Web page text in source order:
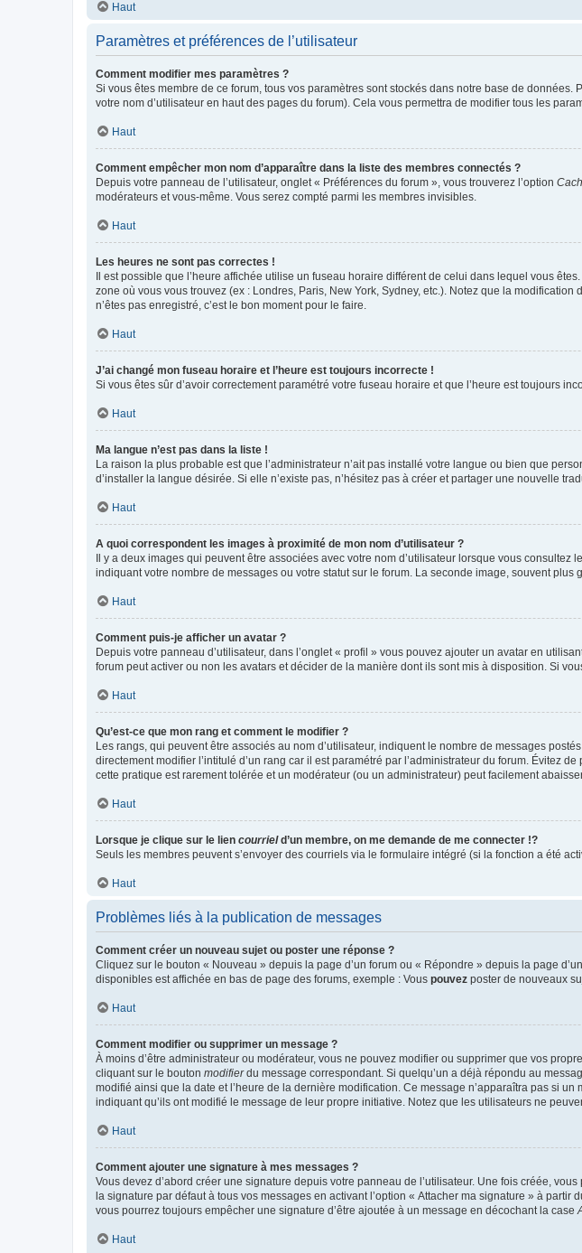
Haut
Paramètres et préférences de l’utilisateur
Comment modifier mes paramètres ?
Si vous êtes membre de ce forum, tous vos paramètres sont stockés dans notre base de données.
votre nom d’utilisateur en haut des pages du forum). Cela vous permettra de modifier tous les
Haut
Comment empêcher mon nom d’apparaître dans la liste des membres connectés ?
Depuis votre panneau de l’utilisateur, onglet « Préférences du forum », vous trouverez l’option
modérateurs et vous-même. Vous serez compté parmi les membres invisibles.
Haut
Les heures ne sont pas correctes !
Il est possible que l’heure affichée utilise un fuseau horaire différent de celui dans lequel vous
zone où vous vous trouvez (ex : Londres, Paris, New York, Sydney, etc.). Notez que la
n’êtes pas enregistré, c’est le bon moment pour le faire.
Haut
J’ai changé mon fuseau horaire et l’heure est toujours incorrecte !
Si vous êtes sûr d’avoir correctement paramétré votre fuseau horaire et que l’heure est toujours
Haut
Ma langue n’est pas dans la liste !
La raison la plus probable est que l’administrateur n’ait pas installé votre langue ou bien que
d’installer la langue désirée. Si elle n’existe pas, n’hésitez pas à créer et partager une nouvelle
Haut
A quoi correspondent les images à proximité de mon nom d’utilisateur ?
Il y a deux images qui peuvent être associées avec votre nom d’utilisateur lorsque vous
indiquant votre nombre de messages ou votre statut sur le forum. La seconde image, souvent
Haut
Comment puis-je afficher un avatar ?
Depuis votre panneau d’utilisateur, dans l’onglet « profil » vous pouvez ajouter un avatar en
forum peut activer ou non les avatars et décider de la manière dont ils sont mis à disposition. Si
Haut
Qu’est-ce que mon rang et comment le modifier ?
Les rangs, qui peuvent être associés au nom d’utilisateur, indiquent le nombre de messages
directement modifier l’intitulé d’un rang car il est paramétré par l’administrateur du forum. Évitez
cette pratique est rarement tolérée et un modérateur (ou un administrateur) peut facilement
Haut
Lorsque je clique sur le lien courrield’un membre, on me demande de me connecter !?
Seuls les membres peuvent s’envoyer des courriels via le formulaire intégré (si la fonction a été
Haut
Problèmes liés à la publication de messages
Comment créer un nouveau sujet ou poster une réponse ?
Cliquez sur le bouton « Nouveau » depuis la page d’un forum ou « Répondre » depuis la page
disponibles est affichée en bas de page des forums, exemple : Vous pouvez poster de nouveaux
Haut
Comment modifier ou supprimer un message ?
À moins d’être administrateur ou modérateur, vous ne pouvez modifier ou supprimer que vos
cliquant sur le bouton modifierdu message correspondant. Si quelqu’un a déjà répondu au
modifié ainsi que la date et l’heure de la dernière modification. Ce message n’apparaîtra pas si
indiquant qu’ils ont modifié le message de leur propre initiative. Notez que les utilisateurs ne
Haut
Comment ajouter une signature à mes messages ?
Vous devez d’abord créer une signature depuis votre panneau de l’utilisateur. Une fois créée,
la signature par défaut à tous vos messages en activant l’option « Attacher ma signature » à partir
vous pourrez toujours empêcher une signature d’être ajoutée à un message en décochant la case
Haut